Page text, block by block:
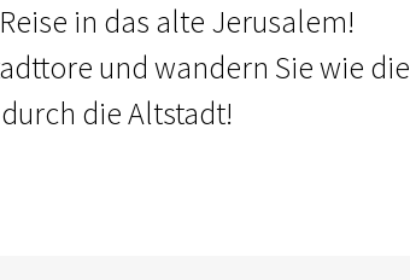
in das alte Jerusalem!
und wandern Sie wie die
die Altstadt!